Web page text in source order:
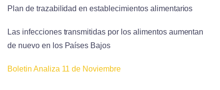
Plan de trazabilidad en establecimientos alimentarios
Las infecciones transmitidas por los alimentos aumentan
de nuevo en los Países Bajos
Boletin Analiza 11 de Noviembre